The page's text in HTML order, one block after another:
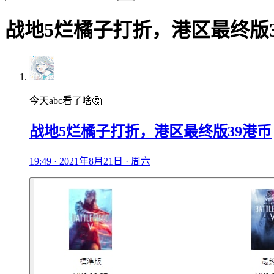
战地5烂橘子打折，港区最终版
今天abc看了啥🤔
战地5烂橘子打折，港区最终版39港币
19:49 · 2021年8月21日 · 周六